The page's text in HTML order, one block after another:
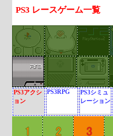
PS3 レースゲーム一覧
PS3アクシ
ョン
PS3RPG
PS3シミュ
レーション